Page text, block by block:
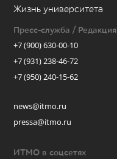
Жизнь университета
Пресс-служба / Редакция
+7 (900) 630-00-10
+7 (931) 238-46-72
+7 (950) 240-15-62
news@itmo.ru
pressa@itmo.ru
ИТМО в соцсетях